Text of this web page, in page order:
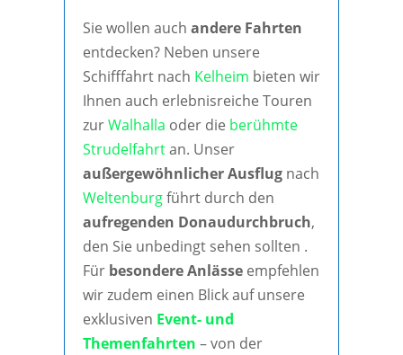
Sie wollen auch andere Fahrten
entdecken? Neben unsere
Schifffahrt nach Kelheim bieten wir
Ihnen auch erlebnisreiche Touren
zurWalhalla oder die berühmte
Strudelfahrtan. Unser
außergewöhnlicher Ausflugnach
Weltenburgführt durch den
aufregenden Donaudurchbruch,
den Sie unbedingt sehen sollten .
Für besondere Anlässeempfehlen
wir zudem einen Blick auf unsere
exklusiven Event- und
Themenfahrten – von der